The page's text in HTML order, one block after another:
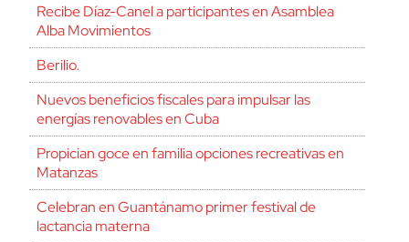
Recibe Díaz-Canel a participantes en Asamblea
Alba Movimientos
Berilio.
Nuevos beneficios fiscales para impulsar las
energías renovables en Cuba
Propician goce en familia opciones recreativas en
Matanzas
Celebran en Guantánamo primer festival de
lactancia materna